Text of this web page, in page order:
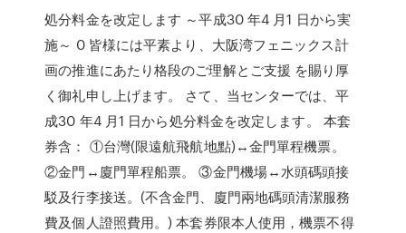
処分料金を改定します ～平成30 年4 月1 日から実
施～ 0 皆様には平素より、大阪湾フェニックス計
画の推進にあたり格段のご理解とご支援 を賜り厚
く御礼申し上げます。 さて、当センターでは、平
成30 年4 月1 日から処分料金を改定します。 本套
券含： ①台灣(限遠航飛航地點)↔金門單程機票。
②金門↔廈門單程船票。 ③金門機場↔水頭碼頭接
駁及行李接送。(不含金門、廈門兩地碼頭清潔服務
費及個人證照費用。) 本套券限本人使用，機票不得